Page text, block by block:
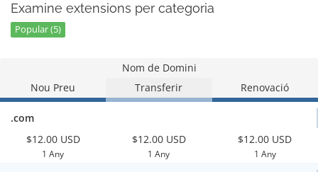
Examine extensions per categoria
Popular (5)
Nom de Domini
Nou Preu
Transferir Renovació
.com
$12.00 USD
1 Any
$12.00 USD
1 Any
$12.00 USD
1 Any